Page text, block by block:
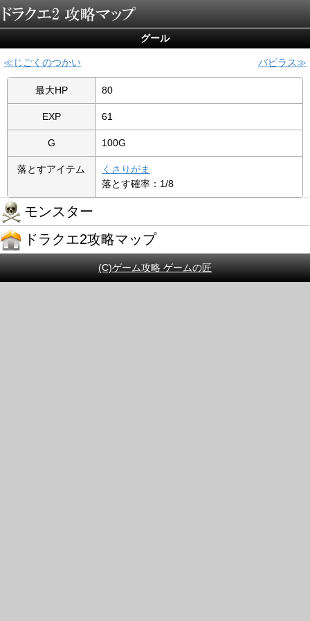
グール
じごくのつかい バピラス
最大HP 80
EXP 61
G 100G
落とすアイテム
くさりがま
落とす確率：1/8
モンスター
ドラクエ2攻略マップ
(C)ゲーム攻略 ゲームの匠